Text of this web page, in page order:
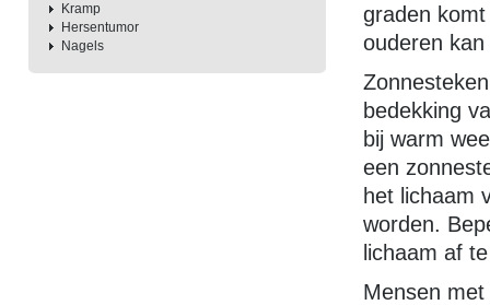
Kramp
Hersentumor
Nagels
graden
ouderen
bedekking
bij warm
een
het lichaam
worden.
lichaam af
Mensen